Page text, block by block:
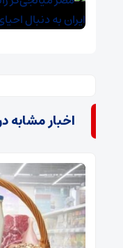
اخبار مشابه